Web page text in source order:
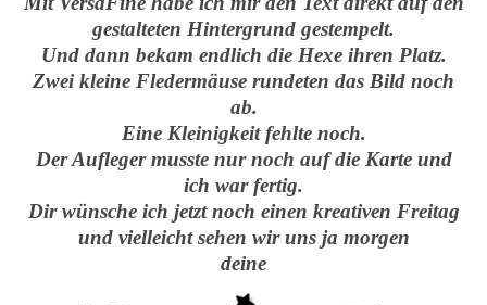
gestalteten Hintergrund gestempelt.
Und dann bekam endlich die Hexe ihren Platz.
Zwei kleine Fledermäuse rundeten das Bild noch
ab.
Eine Kleinigkeit fehlte noch.
Der Aufleger musste nur noch auf die Karte und
ich war fertig.
Dir wünsche ich jetzt noch einen kreativen Freitag
und vielleicht sehen wir uns ja morgen
deine